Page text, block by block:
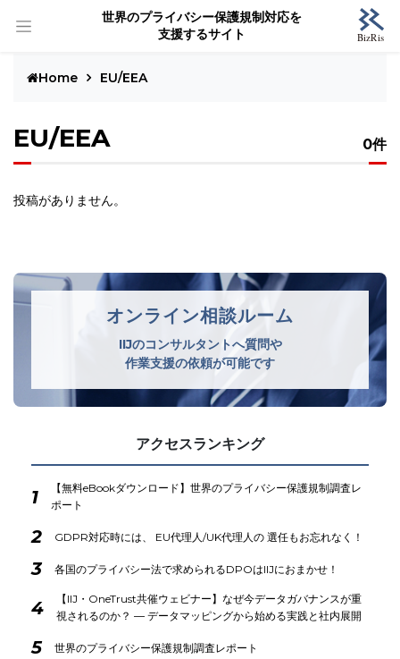
世界のプライバシー保護規制対応を
支援するサイト
Home EU/EEA
EU/EEA 0件
投稿がありません。
オンライン相談ルーム
IIJのコンサルタントへ質問や
作業支援の依頼が可能です
アクセスランキング
1
【無料eBookダウンロード】世界のプライバシー保護規制調査レ
ポート
2 GDPR対応時には、 EU代理人/UK代理人の 選任もお忘れなく！
3 各国のプライバシー法で求められるDPOはIIJにおまかせ！
4
【IIJ・OneTrust共催ウェビナー】なぜ今データガバナンスが重
視されるのか？ ― データマッピングから始める実践と社内展開
5 世界のプライバシー保護規制調査レポート